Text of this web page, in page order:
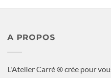
A PROPOS
L'Atelier Carré ® crée pour